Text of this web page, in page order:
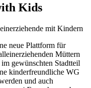
Kids
mit Kindern
neue Plattform für
Müttern
gewünschten Stadtteil
kinderfreundliche WG
und auch